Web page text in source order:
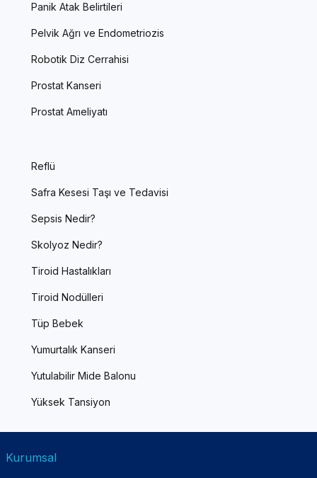
Panik Atak Belirtileri
Pelvik Ağrı ve Endometriozis
Robotik Diz Cerrahisi
Prostat Kanseri
Prostat Ameliyatı
Reflü
Safra Kesesi Taşı ve Tedavisi
Sepsis Nedir?
Skolyoz Nedir?
Tiroid Hastalıkları
Tiroid Nodülleri
Tüp Bebek
Yumurtalık Kanseri
Yutulabilir Mide Balonu
Yüksek Tansiyon
Kurumsal